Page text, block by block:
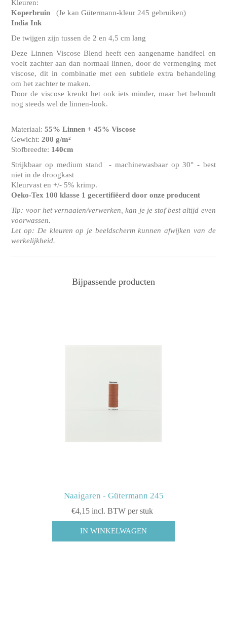
Kleuren:
Koperbruin (Je kan Gütermann-kleur 245 gebruiken)
India Ink
De twijgen zijn tussen de 2 en 4,5 cm lang
Deze Linnen Viscose Blend heeft een aangename handfeel en
voelt zachter aan dan normaal linnen, door de vermenging met
viscose, dit in combinatie met een subtiele extra behandeling
om het zachter te maken.
Door de viscose kreukt het ook iets minder, maar het behoudt
nog steeds wel de linnen-look.
Materiaal:55% Linnen + 45% Viscose
Gewicht:200 g/m²
Stofbreedte: 140cm
Strijkbaar op medium stand - machinewasbaar op 30° - best
niet in de droogkast
Kleurvast en +/- 5% krimp.
Oeko-Tex 100 klasse 1gecertifiëerd door onze producent
Tip: voor het vernaaien/verwerken, kan je je stof best altijd even
voorwassen.
Let op: De kleuren op je beeldscherm kunnen afwijken van de
werkelijkheid.
Bijpassende producten
Naaigaren - Gütermann 245
€4,15 incl. BTW per stuk